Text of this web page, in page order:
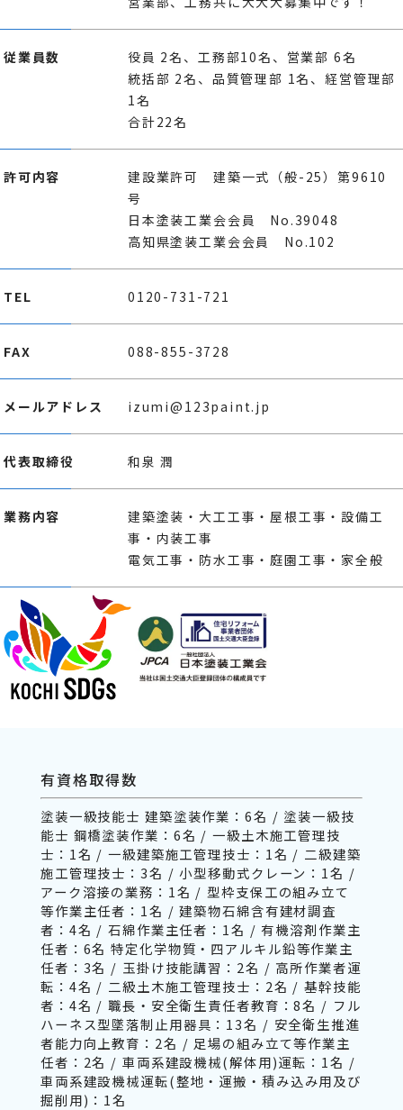
従業員数
役員 2名、工務部10名、営業部 6名
統括部 2名、品質管理部 1名、経営管理部
1名
合計22名
許可内容
建設業許可 建築一式（般-25）第9610
号
日本塗装工業会会員 No.39048
高知県塗装工業会会員 No.102
TEL 0120-731-721
FAX 088-855-3728
メールアドレス izumi@123paint.jp
代表取締役 和泉 潤
業務内容
建築塗装・大工工事・屋根工事・設備工
事・内装工事
電気工事・防水工事・庭園工事・家全般
有資格取得数
塗装一級技能士 建築塗装作業：6名 / 塗装一級技
能士 鋼橋塗装作業：6名 / 一級土木施工管理技
士：1名 / 一級建築施工管理技士：1名 / 二級建築
施工管理技士：3名 / 小型移動式クレーン：1名 /
アーク溶接の業務：1名 / 型枠支保工の組み立て
等作業主任者：1名 / 建築物石綿含有建材調査
者：4名 / 石綿作業主任者：1名 / 有機溶剤作業主
任者：6名 特定化学物質・四アルキル鉛等作業主
任者：3名 / 玉掛け技能講習：2名 / 高所作業者運
転：4名 / 二級土木施工管理技士：2名 / 基幹技能
者：4名 / 職長・安全衛生責任者教育：8名 / フル
ハーネス型墜落制止用器具：13名 / 安全衛生推進
者能力向上教育：2名 / 足場の組み立て等作業主
任者：2名 / 車両系建設機械(解体用)運転：1名 /
車両系建設機械運転(整地・運搬・積み込み用及び
掘削用)：1名